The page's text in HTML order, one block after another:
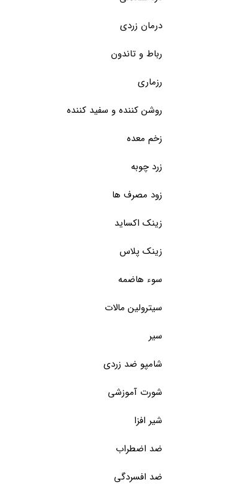
درمان زردی
رباط و تاندون
رزماری
روشن کننده و سفید کننده
زخم معده
زرد چوبه
زود مصرف ها
زینک اکساید
زینک پلاس
سوء هاضمه
سیترولین مالات
سیر
شامپو ضد زردی
شورت آموزشی
شیر افزا
ضد اضطراب
ضد افسردگی